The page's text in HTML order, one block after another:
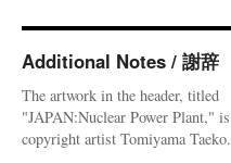
Additional Notes / 謝辞
The artwork in the header, titled
"JAPAN:Nuclear Power Plant," is
copyright artist Tomiyama Taeko.